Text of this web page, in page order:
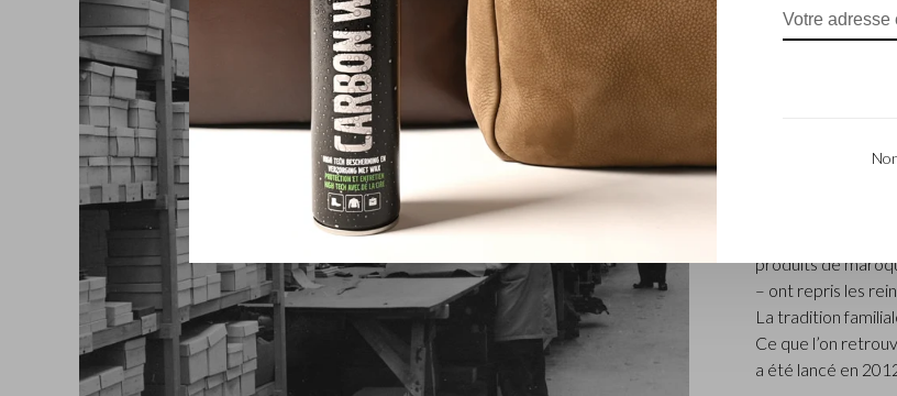
L’entreprise
renommée qui
L’entreprise a
coupeur de cuir,
produits de
– ont repris les
La tradition
Ce que l’on
a été lancé en